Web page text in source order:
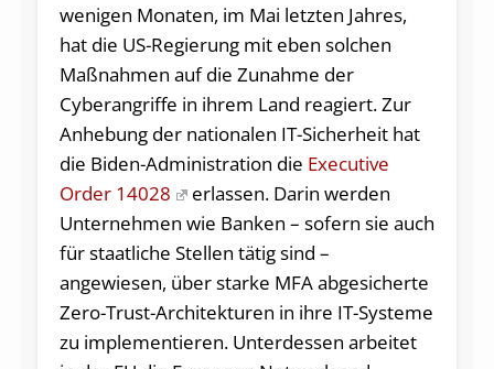
wenigen Monaten, im Mai letzten Jahres,
hat die US-Regierung mit eben solchen
Maßnahmen auf die Zunahme der
Cyberangriffe in ihrem Land reagiert. Zur
Anhebung der nationalen IT-Sicherheit hat
die Biden-Administration die Executive
Order 14028
erlassen. Darin werden
Unternehmen wie Banken – sofern sie auch
für staatliche Stellen tätig sind –
angewiesen, über starke MFA abgesicherte
Zero-Trust-Architekturen in ihre IT-Systeme
zu implementieren. Unterdessen arbeitet